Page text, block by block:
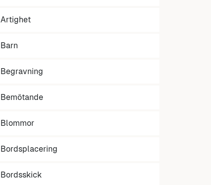
Artighet
Barn
Begravning
Bemötande
Blommor
Bordsplacering
Bordsskick